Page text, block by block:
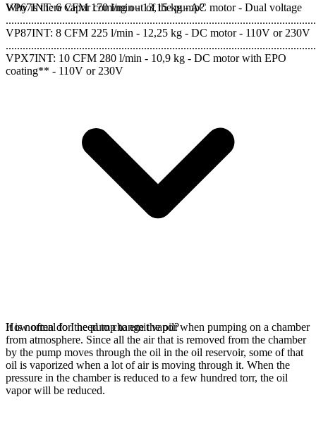
VP67INT: 6 CFM 170 l/min - 13,15 kg - AC motor - Dual voltage
VP87INT: 8 CFM 225 l/min - 12,25 kg - DC motor - 110V or 230V
VPX7INT: 10 CFM 280 l/min - 10,9 kg - DC motor with EPO
coating** - 110V or 230V
Why is there vapor coming out of the pump?
It is normal for the pump to emit vapor when pumping on a chamber
from atmosphere. Since all the air that is removed from the chamber
by the pump moves through the oil in the oil reservoir, some of that
oil is vaporized when a lot of air is moving through it. When the
pressure in the chamber is reduced to a few hundred torr, the oil
vapor will be reduced.
How often do I need to change the oil?